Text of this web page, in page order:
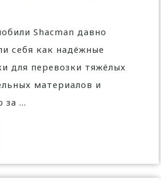
себя как надёжные
для перевозки тяжёлых
материалов и
за ...